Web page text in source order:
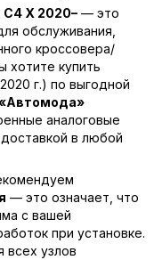
X 2020– — это
обслуживания,
кроссовера/
хотите купить
г.) по выгодной
аналоговые
в любой
— это означает, что
с вашей
при установке.
всех узлов